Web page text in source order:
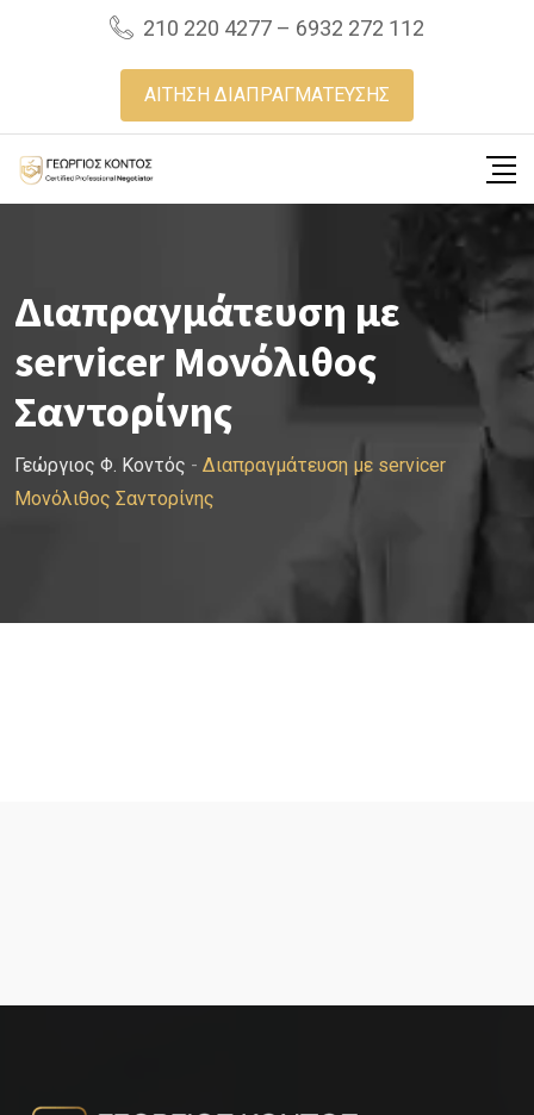
210 220 4277 – 6932 272 112
ΑΙΤΗΣΗ ΔΙΑΠΡΑΓΜΑΤΕΥΣΗΣ
Διαπραγμάτευση με
servicer Μονόλιθος
Σαντορίνης
Γεώργιος Φ. Κοντός - Διαπραγμάτευση με servicer
Μονόλιθος Σαντορίνης